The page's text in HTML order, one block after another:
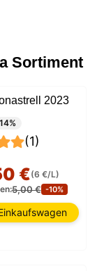
Sortiment
2023
14%
(1)
€(6 €/L)
5,00 € -10%